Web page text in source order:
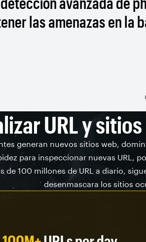
las amenazas en la
URL y sitios
generan nuevos sitios web,
para inspeccionar nuevas URL,
de 100 millones de URL a diario,
desenmascara los sitios